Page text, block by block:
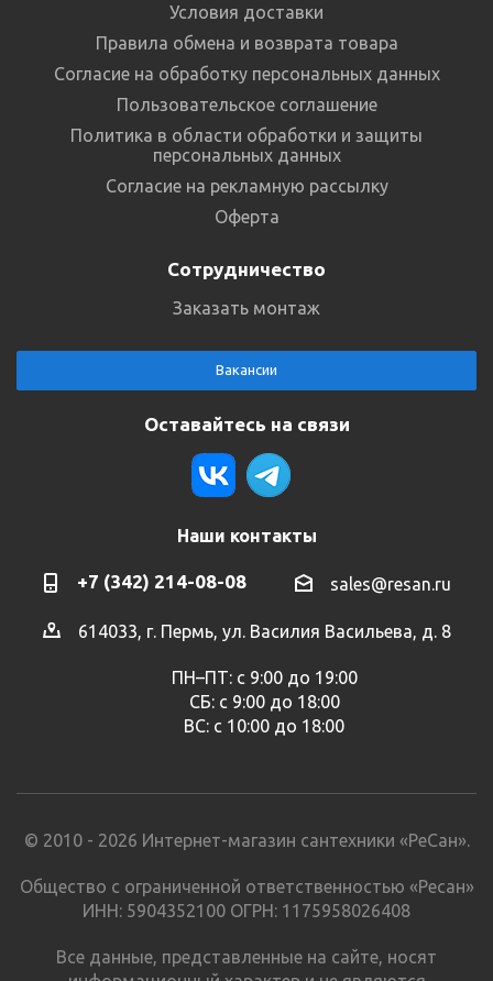
Условия доставки
Правила обмена и возврата товара
Согласие на обработку персональных данных
Пользовательское соглашение
Политика в области обработки и защиты
персональных данных
Согласие на рекламную рассылку
Оферта
Сотрудничество
Заказать монтаж
Вакансии
Оставайтесь на связи
Наши контакты
+7 (342) 214-08-08 sales@resan.ru
614033, г. Пермь, ул. Василия Васильева, д. 8
ПН–ПТ: с 9:00 до 19:00
СБ: с 9:00 до 18:00
ВС: с 10:00 до 18:00
© 2010 - 2026 Интернет-магазин сантехники «РеСан».
Общество с ограниченной ответственностью «Ресан»
ИНН: 5904352100 ОГРН: 1175958026408
Все данные, представленные на сайте, носят